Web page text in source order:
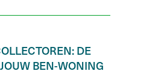
DE
BEN-WONING